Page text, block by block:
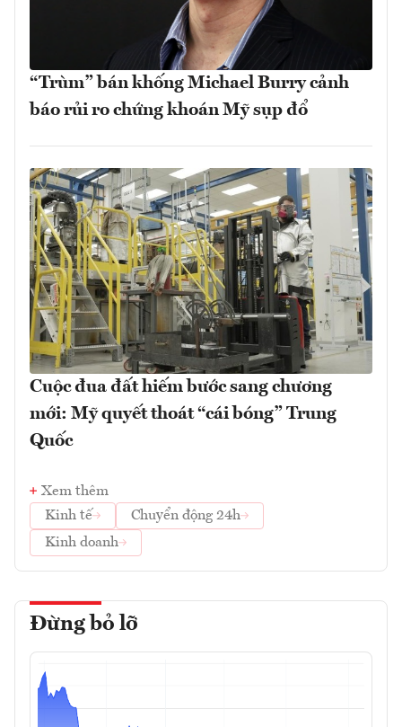
“Trùm” bán khống Michael Burry cảnh
báo rủi ro chứng khoán Mỹ sụp đổ
Cuộc đua đất hiếm bước sang chương
mới: Mỹ quyết thoát “cái bóng” Trung
Quốc
Xem thêm
Kinh tế
Chuyển động 24h
Kinh doanh
Đừng bỏ lỡ